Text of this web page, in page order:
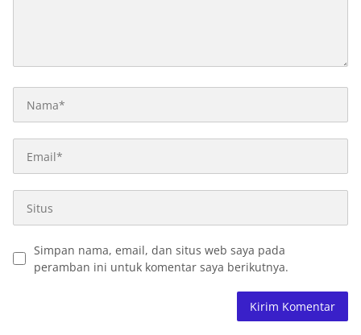
Simpan nama, email, dan situs web saya pada
peramban ini untuk komentar saya berikutnya.